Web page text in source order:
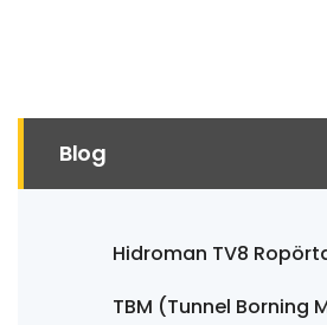
Blog
Hidroman TV8
TBM (Tunnel Borning